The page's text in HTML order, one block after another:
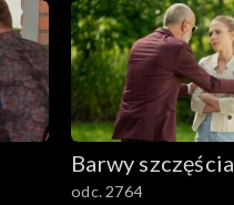
Barwy szczęścia
odc. 2764